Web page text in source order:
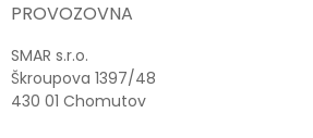
PROVOZOVNA
SMAR s.r.o.
Škroupova 1397/48
430 01 Chomutov